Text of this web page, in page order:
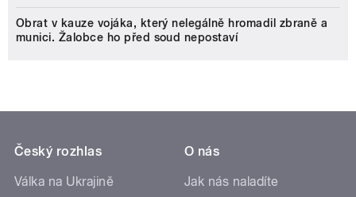
Obrat v kauze vojáka, který nelegálně hromadil zbraně a
munici. Žalobce ho před soud nepostaví
Český rozhlas
Válka na Ukrajině
O nás
Jak nás naladíte